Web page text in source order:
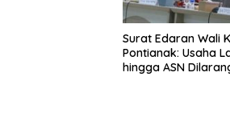
Surat Edaran Wali
Pontianak: Usaha
hingga ASN